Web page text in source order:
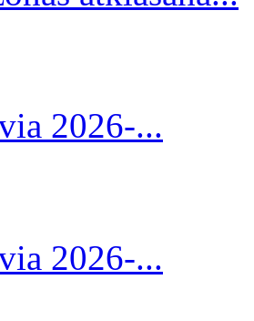
2026-...
2026-...